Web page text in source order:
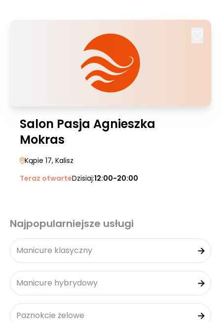
Salon Pasja Agnieszka
Mokras
Kąpie 17, Kalisz
Teraz otwarteDzisiaj:12:00-20:00
Najpopularniejsze usługi
Manicure klasyczny
Manicure hybrydowy
Paznokcie żelowe